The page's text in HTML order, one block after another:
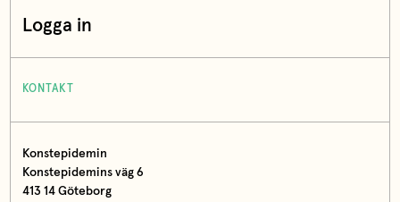
Logga in
KONTAKT
Konstepidemin
Konstepidemins väg 6
413 14 Göteborg